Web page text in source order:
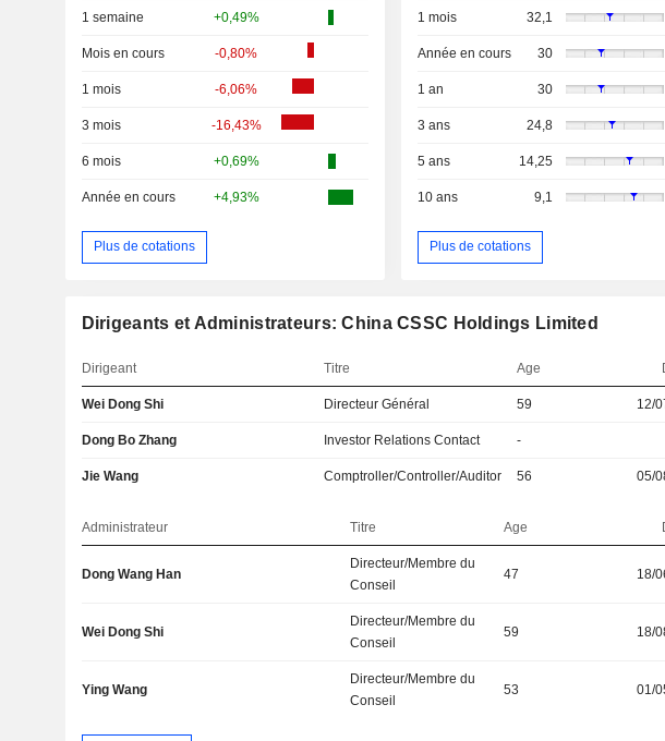
1 semaine +0,49%
Mois en cours -0,80%
1 mois -6,06%
3 mois -16,43%
6 mois +0,69%
Année en cours +4,93%
Plus de cotations
1 mois 32,1
Année en cours 30
1 an 30
3 ans 24,8
5 ans 14,25
10 ans 9,1
Plus de cotations
Dirigeants et Administrateurs: China CSSC Holdings Limited
Dirigeant Titre Age
Wei Dong Shi Directeur Général 59 12/
Dong Bo Zhang Investor Relations Contact -
Jie Wang Comptroller/Controller/Auditor 56 05/
Administrateur Titre Age
Dong Wang Han
Directeur/Membre du
Conseil
47 18/
Wei Dong Shi
Directeur/Membre du
Conseil
59 18/
Ying Wang
Directeur/Membre du
Conseil
53 01/